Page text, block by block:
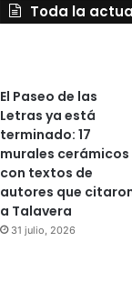
Toda la
El Paseo de las
Letras ya está
terminado: 17
murales cerámicos
con textos de
autores que
a Talavera
31 julio, 2026